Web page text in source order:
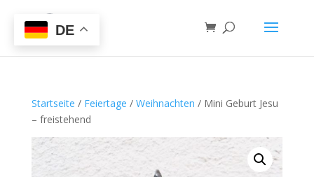
Startseite / Feiertage / Weihnachten / Mini Geburt Jesu
– freistehend
DE